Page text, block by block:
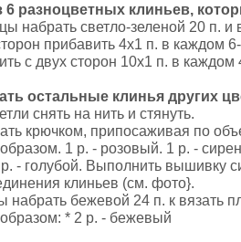
6 разноцветных клиньев,
набрать светло-зеленой 20 п. и
прибавить 4x1 п. в каждом
с двух сторон 10x1 п. в каждом
остальные клинья других
снять на нить и стянуть.
крючком, припосаживая по
1 р. - розовый. 1 р. -
- голубой. Выполнить вышивку
клиньев (см. фото}.
набрать бежевой 24 п. к вязать
* 2 р. - бежевый